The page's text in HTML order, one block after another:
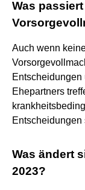
Was
Auch wenn
Ehepartners
Entscheidungen
Was ändert
2023?